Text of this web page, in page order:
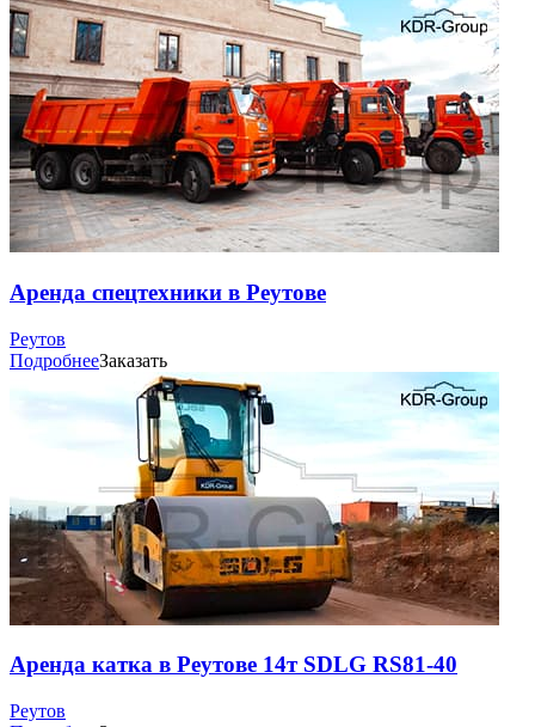
Аренда спецтехники в Реутове
Реутов
ПодробнееЗаказать
Аренда катка в Реутове 14т SDLG RS81-40
Реутов